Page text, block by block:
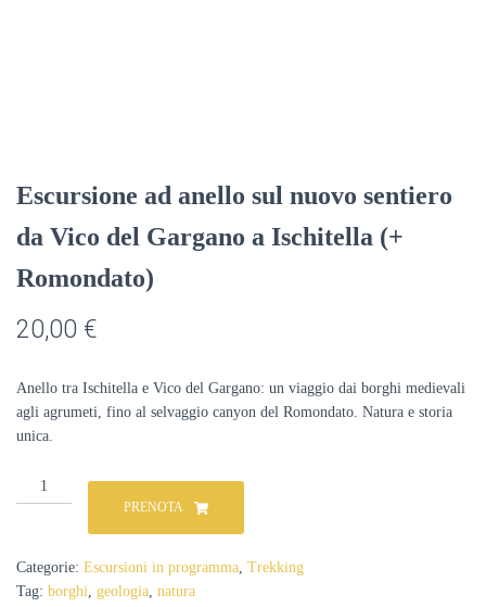
Escursione ad anello sul nuovo sentiero
da Vico del Gargano a Ischitella (+
Romondato)
20,00 €
Anello tra Ischitella e Vico del Gargano: un viaggio dai borghi medievali
agli agrumeti, fino al selvaggio canyon del Romondato. Natura e storia
unica.
Escursione
ad
nuovo
sentiero
PRENOTA
Categorie: Escursioni in programma, Trekking
Tag: borghi, geologia, natura